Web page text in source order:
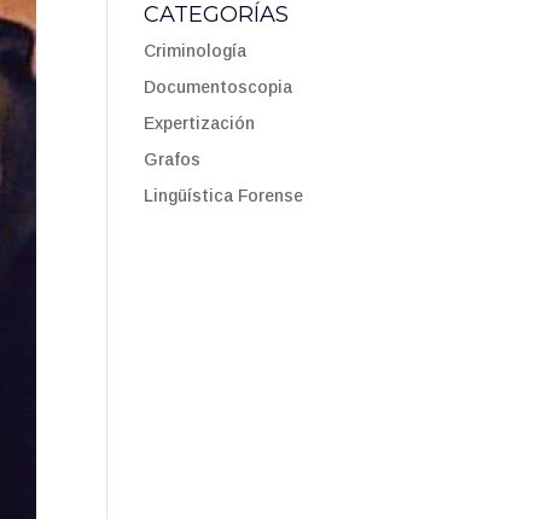
CATEGORÍAS
Criminología
Documentoscopia
Expertización
Grafos
Lingüística Forense